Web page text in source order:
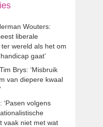
Wouters:
liberale
wereld als het om
gaat’
Tim Brys: ‘Misbruik
van diepere kwaal
‘Pasen volgens
vaak niet met wat